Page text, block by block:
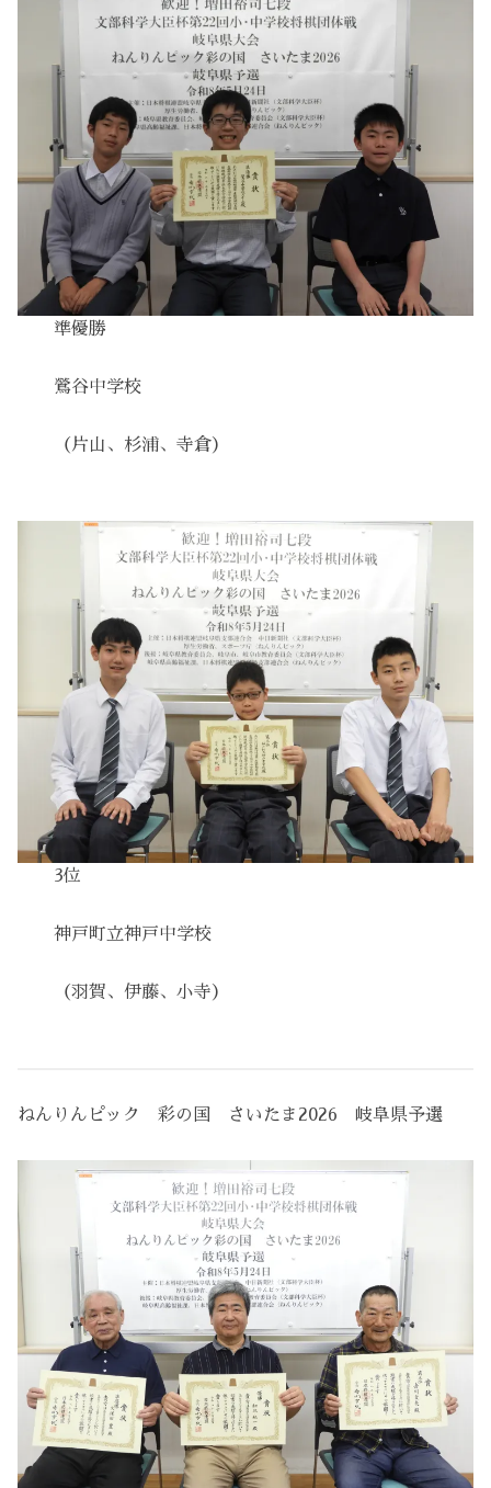
準優勝
鶯谷中学校
（片山、杉浦、寺倉）
3位
神戸町立神戸中学校
（羽賀、伊藤、小寺）
ねんりんピック 彩の国 さいたま2026 岐阜県予選